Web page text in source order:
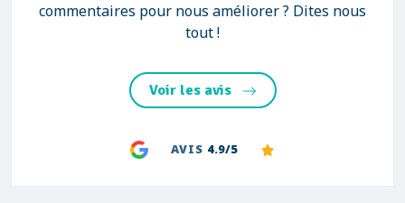
commentaires pour nous améliorer ? Dites nous
tout !
Voir les avis
AVIS 4.9/5